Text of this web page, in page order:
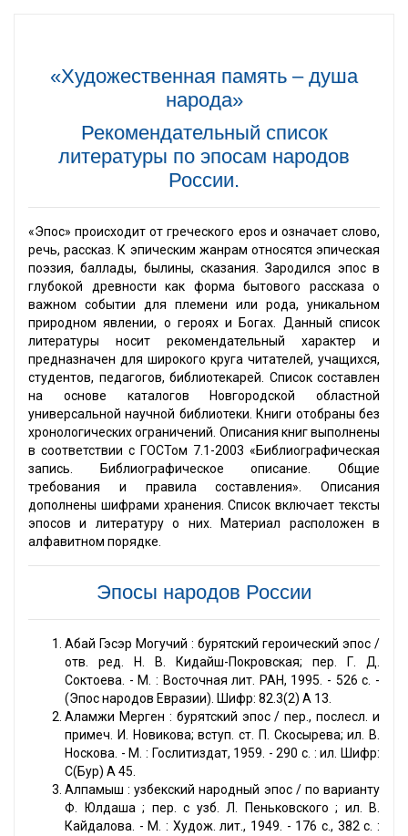
«Художественная память – душа
народа»
Рекомендательный список
литературы по эпосам народов
России.
«Эпос» происходит от греческого epos и означает слово,
речь, рассказ. К эпическим жанрам относятся эпическая
поэзия, баллады, былины, сказания. Зародился эпос в
глубокой древности как форма бытового рассказа о
важном событии для племени или рода, уникальном
природном явлении, о героях и Богах. Данный список
литературы носит рекомендательный характер и
предназначен для широкого круга читателей, учащихся,
студентов, педагогов, библиотекарей. Список составлен
на основе каталогов Новгородской областной
универсальной научной библиотеки. Книги отобраны без
хронологических ограничений. Описания книг выполнены
в соответствии с ГОСТом 7.1-2003 «Библиографическая
запись. Библиографическое описание. Общие
требования и правила составления». Описания
дополнены шифрами хранения. Список включает тексты
эпосов и литературу о них. Материал расположен в
алфавитном порядке.
Эпосы народов России
Абай Гэсэр Могучий : бурятский героический эпос /
отв. ред. Н. В. Кидайш-Покровская; пер. Г. Д.
Соктоева. - М. : Восточная лит. РАН, 1995. - 526 с. -
(Эпос народов Евразии). Шифр: 82.3(2) А 13.
Аламжи Мерген : бурятский эпос / пер., послесл. и
примеч. И. Новикова; вступ. ст. П. Скосырева; ил. В.
Носкова. - М. : Гослитиздат, 1959. - 290 с. : ил. Шифр:
С(Бур) А 45.
Алпамыш : узбекский народный эпос / по варианту
Ф. Юлдаша ; пер. с узб. Л. Пеньковского ; ил. В.
Кайдалова. - М. : Худож. лит., 1949. - 176 с., 382 с. :